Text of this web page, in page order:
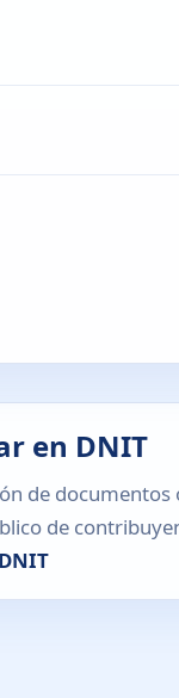
en DNIT
de
de